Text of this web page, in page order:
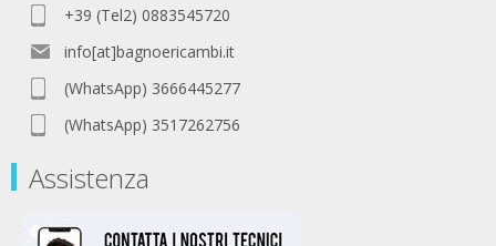
+39 (Tel2) 0883545720
info[at]bagnoericambi.it
(WhatsApp) 3666445277
(WhatsApp) 3517262756
Assistenza